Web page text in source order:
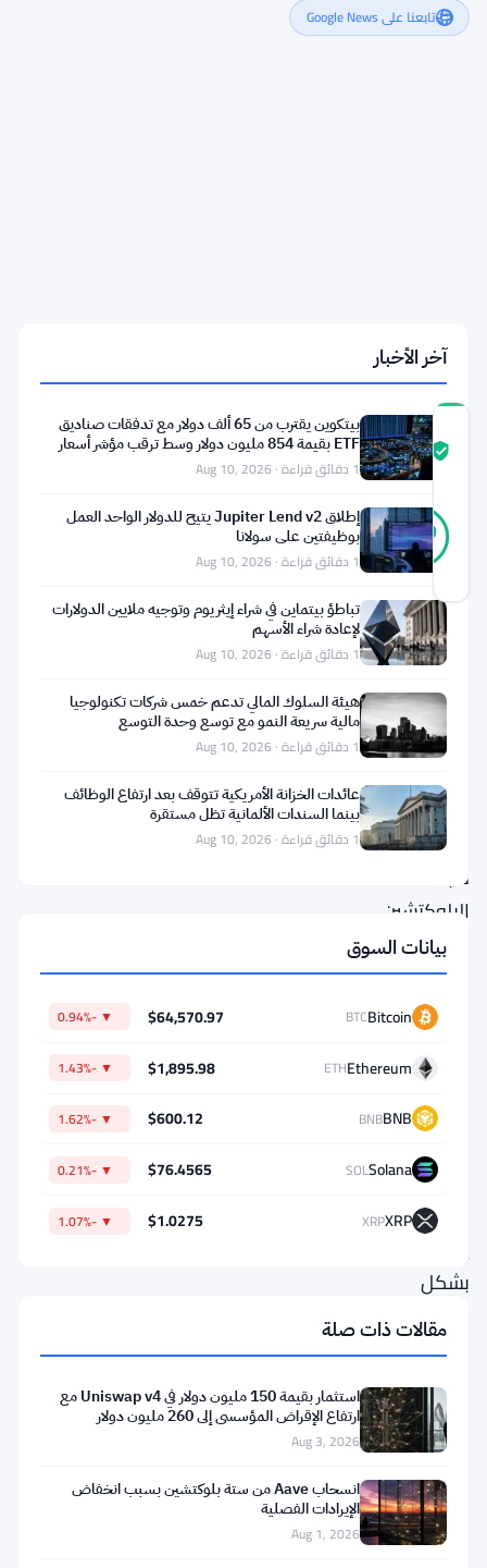
تابعنا على Google News
المستقلة
درجة
ثقة
المجتمع
موثّق
89
%
حقيقي
موثّق
47
أصوات
آخر تحديث 2 أشهر مضت
تسعى
هيديرا
لحل
مشكلة
تحاول
معظم
شبكات
البلوكتشين
حتى
الآن
التعامل
أطلقت
الشبكة
إطارًا
قانونيًا
يستهدف
بشكل
مباشر
المعاملات
المستقلة
التي
ينفذها
الذكاء
الاصطناعي
آخر الأخبار
بيتكوين يقترب من 65 ألف دولار مع تدفقات صناديق
ETF بقيمة 854 مليون دولار وسط ترقب مؤشر أسعار
المستهلكين1 دقائق قراءة · Aug 10, 2026
إطلاق Jupiter Lend v2 يتيح للدولار الواحد العمل
بوظيفتين على سولانا
1 دقائق قراءة · Aug 10, 2026
تباطؤ بيتماين في شراء إيثريوم وتوجيه ملايين الدولارات
لإعادة شراء الأسهم
1 دقائق قراءة · Aug 10, 2026
هيئة السلوك المالي تدعم خمس شركات تكنولوجيا
مالية سريعة النمو مع توسع وحدة التوسع
1 دقائق قراءة · Aug 10, 2026
عائدات الخزانة الأمريكية تتوقف بعد ارتفاع الوظائف
بينما السندات الألمانية تظل مستقرة
1 دقائق قراءة · Aug 10, 2026
بيانات السوق
Bitcoin
BTC
$64,570.97
▼ -0.94%
Ethereum
ETH
$1,895.98
▼ -1.43%
BNB
BNB
$600.12
▼ -1.62%
Solana
SOL
$76.4565
▼ -0.21%
XRP
XRP
$1.0275
▼ -1.07%
مقالات ذات صلة
استثمار بقيمة 150 مليون دولار في Uniswap v4 مع
ارتفاع الإقراض المؤسسي إلى 260 مليون دولار
Aug 3, 2026
انسحاب Aave من ستة بلوكتشين بسبب انخفاض
الإيرادات الفصلية
Aug 1, 2026